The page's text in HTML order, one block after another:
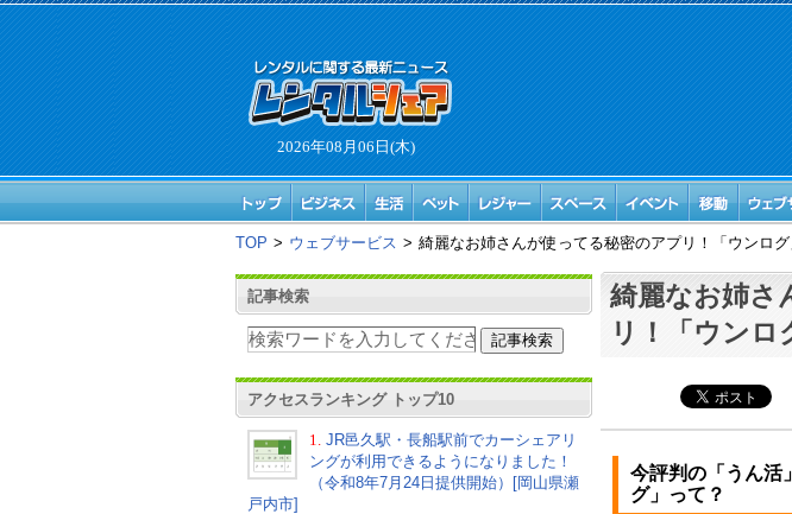
2026年08月06日(木)
TOP > ウェブサービス > 綺麗なお姉さんが使ってる秘密のアプリ！「ウンログ
記事検索
アクセスランキング トップ10
1.
JR邑久駅・長船駅前でカーシェアリ
ングが利用できるようになりました！
（令和8年7月24日提供開始）[岡山県瀬
戸内市]
綺麗なお姉さ
リ！「ウンロ
今評判の「うん
グ」って？